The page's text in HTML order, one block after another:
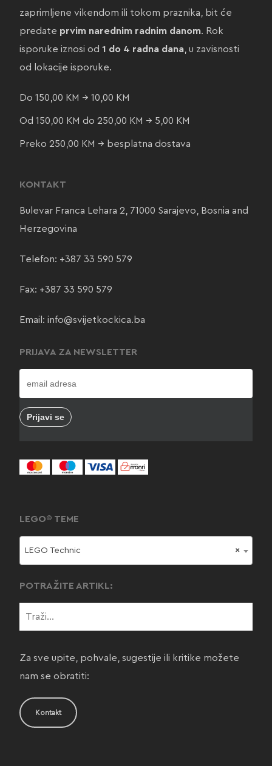
zaprimljene vikendom ili tokom praznika, bit će
predate prvim narednim radnim danom. Rok
isporuke iznosi od 1 do 4 radna dana, u zavisnosti
od lokacije isporuke.
Do 150,00 KM → 10,00 KM
Od 150,00 KM do 250,00 KM → 5,00 KM
Preko 250,00 KM → besplatna dostava
KONTAKT
Bulevar Franca Lehara 2, 71000 Sarajevo, Bosnia and
Herzegovina
Telefon: +387 33 590 579
Fax: +387 33 590 579
Email: info@svijetkockica.ba
PRIJAVA ZA NEWSLETTER
LEGO® TEME
×
LEGO Technic
POTRAŽITE ARTIKL:
Za sve upite, pohvale, sugestije ili kritike možete
nam se obratiti:
Kontakt